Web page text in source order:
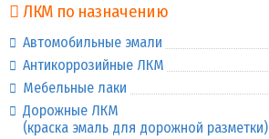
ЛКМ по назначению
Автомобильные эмали
Антикоррозийные ЛКМ
Мебельные лаки
Дорожные ЛКМ
(краска эмаль для дорожной разметки)